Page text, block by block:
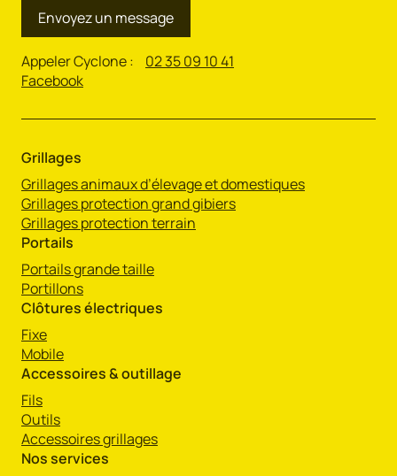
Envoyez un message
Appeler Cyclone : 02 35 09 10 41
Facebook
Grillages
Grillages animaux d’élevage et domestiques
Grillages protection grand gibiers
Grillages protection terrain
Portails
Portails grande taille
Portillons
Clôtures électriques
Fixe
Mobile
Accessoires & outillage
Fils
Outils
Accessoires grillages
Nos services